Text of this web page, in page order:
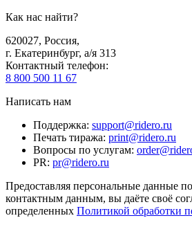
Как нас найти?
620027, Россия,
г. Екатеринбург, а/я 313
Контактный телефон:
8 800 500 11 67
Написать нам
Поддержка: support@ridero.ru
Печать тиража: print@ridero.ru
Вопросы по услугам:
PR: pr@ridero.ru
Предоставляя персональные данные
контактным данным, вы даёте своё
определенных Политикой обработки